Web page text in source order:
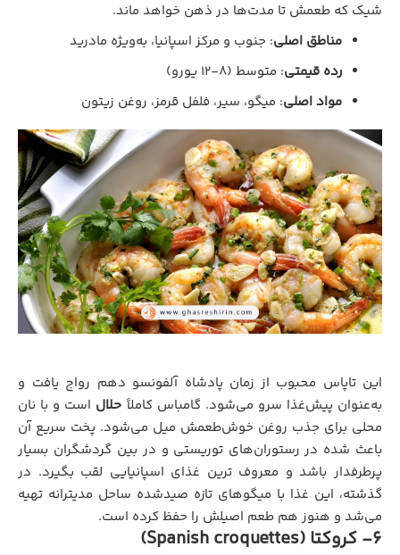
شیک که طعمش تا مدت‌ها در ذهن خواهد ماند.
مناطق اصلی: جنوب و مرکز اسپانیا، به‌ویژه مادرید
رده قیمتی: متوسط (۸-۱۲ یورو)
مواد اصلی: میگو، سیر، فلفل قرمز، روغن زیتون
این تاپاس محبوب از زمان پادشاه آلفونسو دهم رواج یافت و
به‌عنوان پیش‌غذا سرو می‌شود. گامباس کاملاً حلال است و با نان
محلی برای جذب روغن خوش‌طعمش میل می‌شود. پخت سریع آن
باعث شده در رستوران‌های توریستی و در بین گردشگران بسیار
پرطرفدار باشد و معروف ترین غذای اسپانیایی لقب بگیرد. در
گذشته، این غذا با میگوهای تازه صیدشده ساحل مدیترانه تهیه
می‌شد و هنوز هم طعم اصیلش را حفظ کرده است.
6- کروکتا (Spanish croquettes)